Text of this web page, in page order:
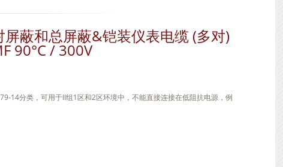
屏蔽和总屏蔽&铠装仪表电缆 (多对)
90°C / 300V
14分类，可用于II组1区和2区环境中，不能直接连接在低阻抗电源，例